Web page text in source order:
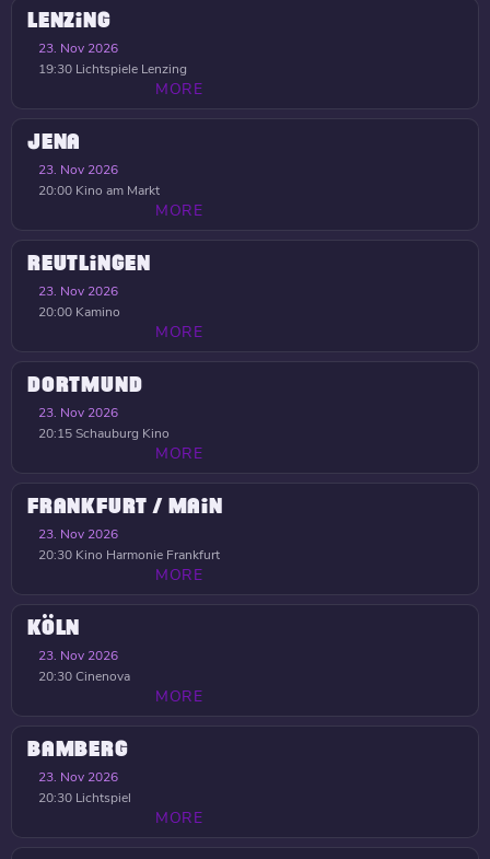
LENZING
23. Nov 2026
19:30 Lichtspiele Lenzing
MORE
JENA
23. Nov 2026
20:00 Kino am Markt
MORE
REUTLINGEN
23. Nov 2026
20:00 Kamino
MORE
DORTMUND
23. Nov 2026
20:15Schauburg Kino
MORE
FRANKFURT / MAIN
23. Nov 2026
20:30 Kino Harmonie Frankfurt
MORE
KÖLN
23. Nov 2026
20:30Cinenova
MORE
BAMBERG
23. Nov 2026
20:30 Lichtspiel
MORE